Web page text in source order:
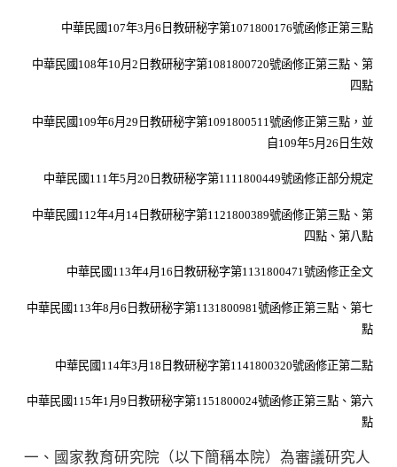
中華民國 107年3月6 日教研秘字第1071800176號函修正第三點
中華民國 108年10 月2 日教研秘字第1081800720號函修正第三點、第
四點
中華民國109年6 月29 日教研秘字第1091800511號函修正第三點，並
自109年5 月26 日生效
中華民國 111年5月20 日教研秘字第1111800449號函修正部分規定
中華民國 112年4月 14 日教研秘字第1121800389號函修正第三點、第
四點、第八點
中華民國 113年4月 16 日教研秘字第1131800471號函修正全文
中華民國 113年8月6 日教研秘字第1131800981號函修正第三點、第七
點
中華民國114年3 月 18 日教研秘字第1141800320號函修正第二點
中華民國115年1月9日教研秘字第1151800024號函修正第三點、第六
點
一、國家教育研究院（以下簡稱本院）為審議研究人